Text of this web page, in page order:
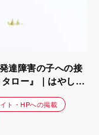
達障害の子への接
ロー』｜はやしま
ト・HPへの掲載